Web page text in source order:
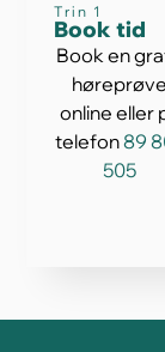
Trin 1
Book tid
Book en
høreprøve
online eller
telefon89
505